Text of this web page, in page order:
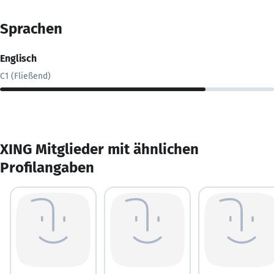
Sprachen
Englisch
C1 (Fließend)
XING Mitglieder mit ähnlichen
Profilangaben